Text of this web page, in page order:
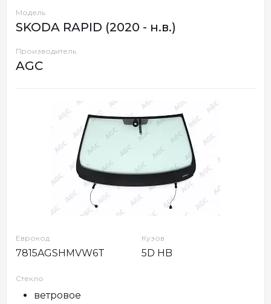
Модель
SKODA RAPID (2020 - н.в.)
Производитель
AGC
Еврокод
7815AGSHMVW6T
Кузов
5D HB
Стекло
ветровое